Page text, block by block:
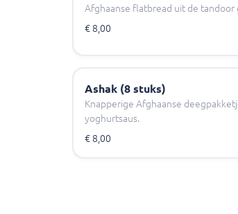
Afghaanse flatbread uit de
€ 8,00
Ashak (8 stuks)
Knapperige Afghaanse
yoghurtsaus.
€ 8,00